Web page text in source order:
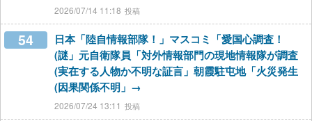
2026/07/14 11:18
54
日本「陸自情報部隊！」マスコミ「愛国心調査！
(謎」元自衛隊員「対外情報部門の現地情報隊が調査
(実在する人物か不明な証言」朝霞駐屯地「火災発生
(因果関係不明」→
2026/07/24 13:11